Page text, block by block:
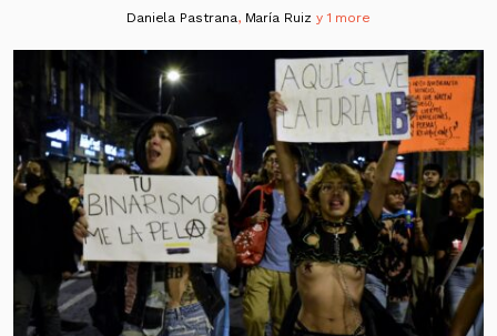
Daniela Pastrana, María Ruiz y 1 more